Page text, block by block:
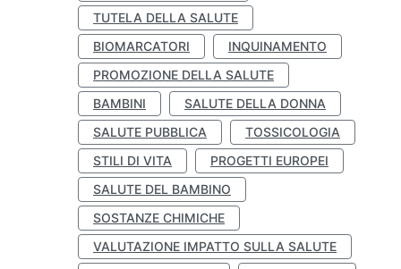
TUTELA DELLA SALUTE
BIOMARCATORI
INQUINAMENTO
PROMOZIONE DELLA SALUTE
BAMBINI
SALUTE DELLA DONNA
SALUTE PUBBLICA
TOSSICOLOGIA
STILI DI VITA
PROGETTI EUROPEI
SALUTE DEL BAMBINO
SOSTANZE CHIMICHE
VALUTAZIONE IMPATTO SULLA SALUTE